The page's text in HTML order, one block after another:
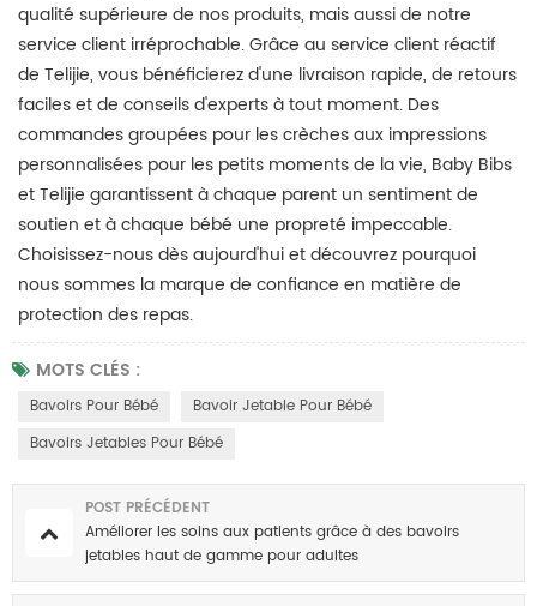
qualité supérieure de nos produits, mais aussi de notre
service client irréprochable. Grâce au service client réactif
de Telijie, vous bénéficierez d'une livraison rapide, de retours
faciles et de conseils d'experts à tout moment. Des
commandes groupées pour les crèches aux impressions
personnalisées pour les petits moments de la vie, Baby Bibs
et Telijie garantissent à chaque parent un sentiment de
soutien et à chaque bébé une propreté impeccable.
Choisissez-nous dès aujourd'hui et découvrez pourquoi
nous sommes la marque de confiance en matière de
protection des repas.
MOTS CLÉS :
Bavoirs Pour Bébé
Bavoir Jetable Pour Bébé
Bavoirs Jetables Pour Bébé
POST PRÉCÉDENT
Améliorer les soins aux patients grâce à des bavoirs
jetables haut de gamme pour adultes